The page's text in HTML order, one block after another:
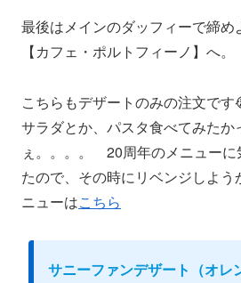
最後はメインのダッフィーで締め
【カフェ・ポルトフィーノ】へ。
こちらもデザートのみの注文で
サラダとか、パスタ食べてみたか
ぇ。。。。 20周年のメニューに
たので、その時にリベンジしよう
ニューはこちら
サニーファンデザート（オレ